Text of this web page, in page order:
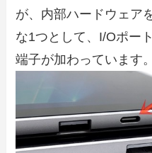
が、内部ハードウェア
な1つとして、I/Oポー
端子が加わっています。